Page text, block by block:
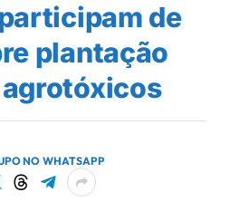
de
plantação
NO WHATSAPP